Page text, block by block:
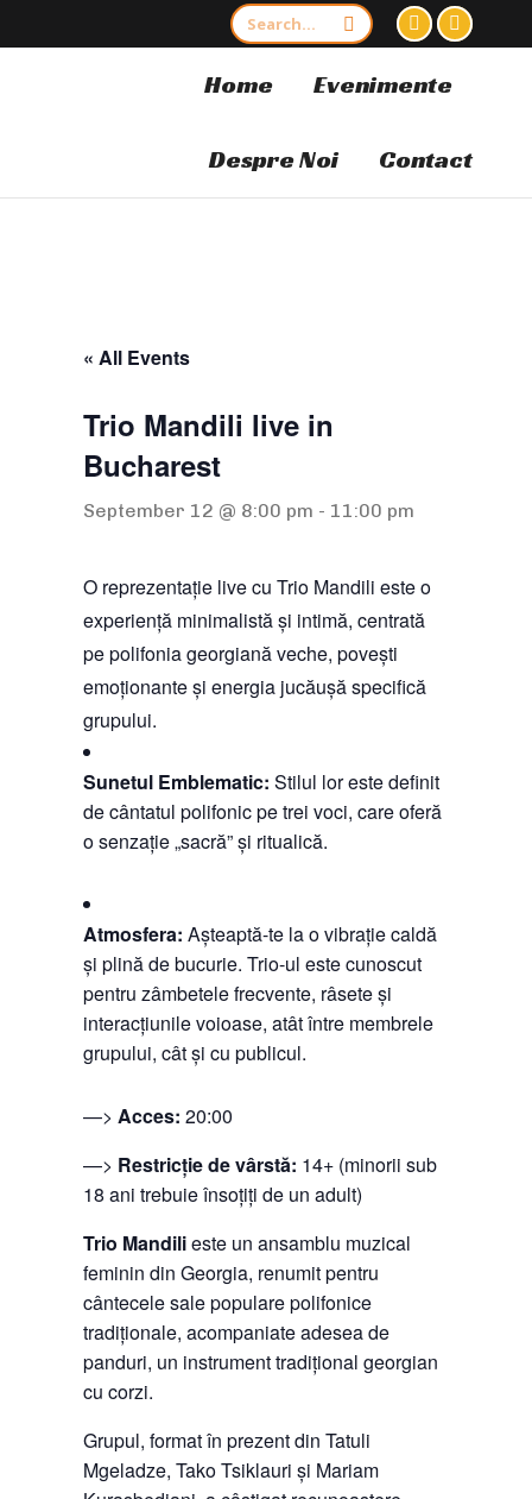
Search:
Facebook
page
Home Evenimente
Despre Noi Contact
« All Events
Trio Mandili live in
Bucharest
September 12 @ 8:00 pm - 11:00 pm
O reprezentație live cu Trio Mandili este o
experiență minimalistă și intimă, centrată
pe polifonia georgiană veche, povești
emoționante și energia jucăușă specifică
grupului.
Sunetul Emblematic: Stilul lor este definit
de cântatul polifonic pe trei voci, care oferă
o senzație „sacră” și ritualică.
Atmosfera: Așteaptă-te la o vibrație caldă
și plină de bucurie. Trio-ul este cunoscut
pentru zâmbetele frecvente, râsete și
interacțiunile voioase, atât între membrele
grupului, cât și cu publicul.
—> Acces: 20:00
—> Restricție de vârstă: 14+ (minorii sub
18 ani trebuie însoțiți de un adult)
Trio Mandilieste un ansamblu muzical
feminin din Georgia, renumit pentru
cântecele sale populare polifonice
tradiționale, acompaniate adesea de
panduri, un instrument tradițional georgian
cu corzi.
Grupul, format în prezent din Tatuli
Mgeladze, Tako Tsiklauri și Mariam